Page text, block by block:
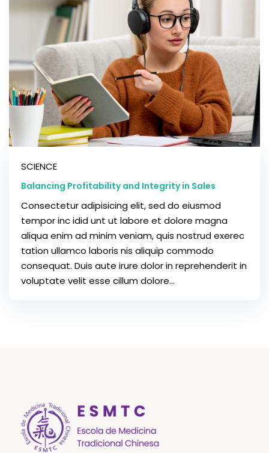
SCIENCE
Balancing Profitability and Integrity in Sales
Consectetur adipisicing elit, sed do eiusmod
tempor inc idid unt ut labore et dolore magna
aliqua enim ad minim veniam, quis nostrud exerec
tation ullamco laboris nis aliquip commodo
consequat. Duis aute irure dolor in reprehenderit in
voluptate velit esse cillum dolore...